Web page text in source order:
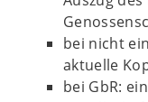
bei nicht
aktuelle
bei GbR: